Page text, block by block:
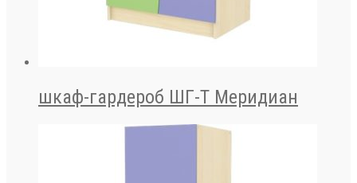
шкаф-гардероб ШГ-Т Меридиан